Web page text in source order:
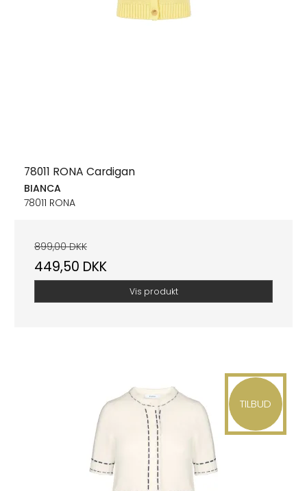
78011 RONA Cardigan
BIANCA
78011 RONA
899,00 DKK
449,50 DKK
Vis produkt
TILBUD